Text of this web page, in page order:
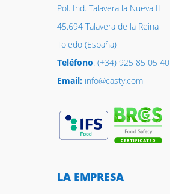
Pol. Ind. Talavera la Nueva II
45.694 Talavera de la Reina
Toledo (España)
Teléfono: (+34) 925 85 05 40
Email:info@casty.com
LA EMPRESA